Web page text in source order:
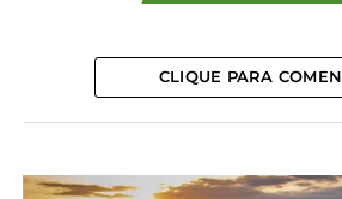
nacional de produção destes
Com o estudo, o instituto
industrial da bactériaBrucella
CLIQUE PARA